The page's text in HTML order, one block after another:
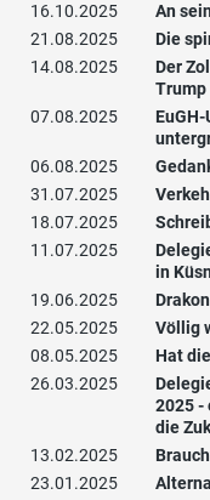
16.10.2025
An
21.08.2025
Die
14.08.2025
Der
Trump
07.08.2025
06.08.2025
31.07.2025
18.07.2025
11.07.2025
in
19.06.2025
22.05.2025
Völlig
08.05.2025
Hat
26.03.2025
2025 -
die
13.02.2025
23.01.2025